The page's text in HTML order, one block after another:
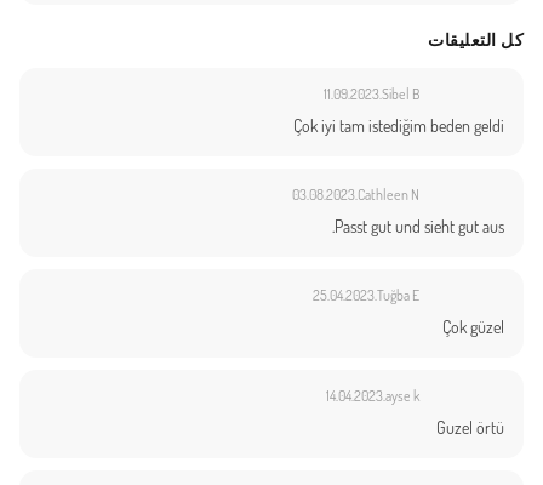
كل التعليقات
Sibel B.
11.09.2023
Çok iyi tam istediğim beden geldi
Cathleen N.
03.08.2023
Passt gut und sieht gut aus.
Tuğba E.
25.04.2023
Çok güzel
ayse k.
14.04.2023
Guzel örtü